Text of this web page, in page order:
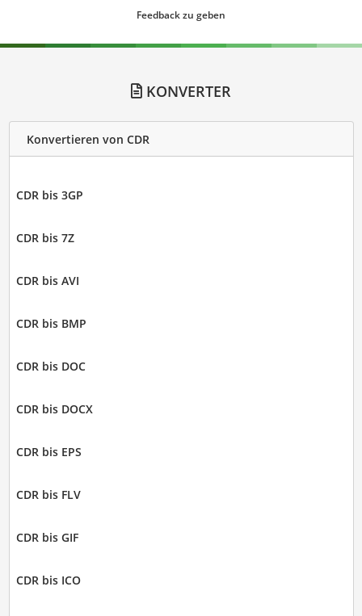
Feedback zu geben
KONVERTER
Konvertieren von CDR
CDR bis 3GP
CDR bis 7Z
CDR bis AVI
CDR bis BMP
CDR bis DOC
CDR bis DOCX
CDR bis EPS
CDR bis FLV
CDR bis GIF
CDR bis ICO